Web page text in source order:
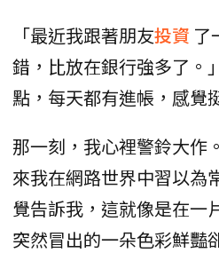
「最近我跟著朋友投資 了
錯，比放在銀行強多了。
點，每天都有進帳，感覺
那一刻，我心裡警鈴大作
來我在網路世界中習以為
覺告訴我，這就像是在一
突然冒出的一朵色彩鮮豔